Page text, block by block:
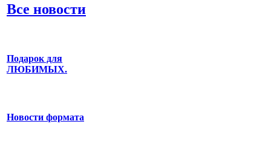
Все новости
Подарок для
ЛЮБИМЫХ.
Новости формата